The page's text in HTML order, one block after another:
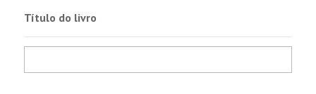
Título do livro